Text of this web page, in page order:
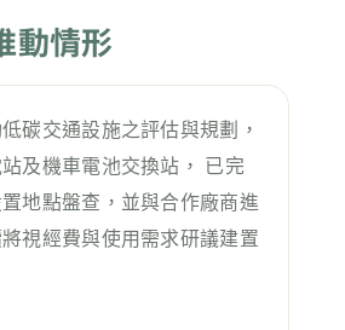
動情形
碳交通設施之評估與規劃，
及機車電池交換站， 已完
地點盤查，並與合作廠商進
視經費與使用需求研議建置